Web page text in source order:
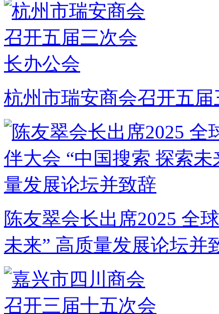
杭州市瑞安商会召开五
陈友翠会长出席2025 全
未来” 高质量发展论坛并